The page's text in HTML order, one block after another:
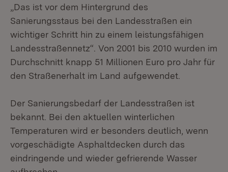
„Das ist vor dem Hintergrund des
Sanierungsstaus bei den Landesstraßen ein
wichtiger Schritt hin zu einem leistungsfähigen
Landesstraßennetz“. Von 2001 bis 2010 wurden im
Durchschnitt knapp 51 Millionen Euro pro Jahr für
den Straßenerhalt im Land aufgewendet.
Der Sanierungsbedarf der Landesstraßen ist
bekannt. Bei den aktuellen winterlichen
Temperaturen wird er besonders deutlich, wenn
vorgeschädigte Asphaltdecken durch das
eindringende und wieder gefrierende Wasser